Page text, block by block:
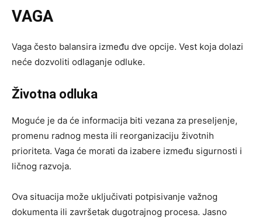
VAGA
Vaga često balansira između dve opcije. Vest koja dolazi
neće dozvoliti odlaganje odluke.
Životna odluka
Moguće je da će informacija biti vezana za preseljenje,
promenu radnog mesta ili reorganizaciju životnih
prioriteta. Vaga će morati da izabere između sigurnosti i
ličnog razvoja.
Ova situacija može uključivati potpisivanje važnog
dokumenta ili završetak dugotrajnog procesa. Jasno